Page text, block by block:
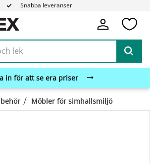
Snabba leveranser
in för att se era priser
Möbler för simhallsmiljö